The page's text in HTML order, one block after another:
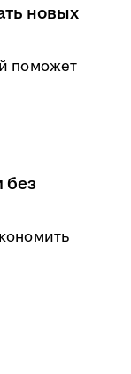
новых
поможет
без